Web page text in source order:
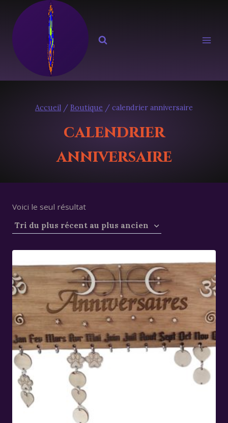
contenu
Accueil / Boutique / calendrier anniversaire
calendrier
anniversaire
Voici le seul résultat